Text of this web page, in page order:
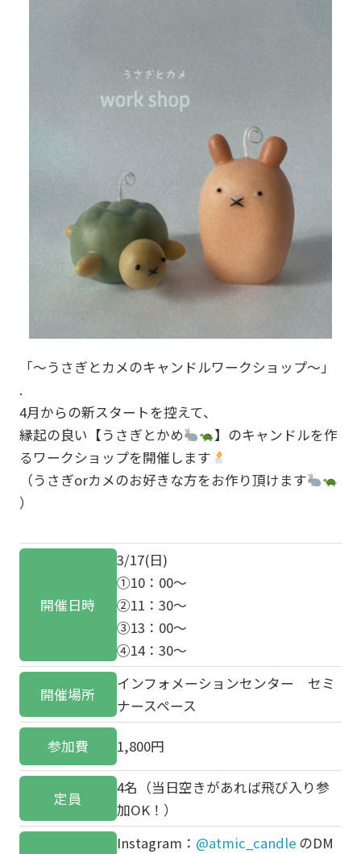
「〜うさぎとカメのキャンドルワークショップ〜」
.
4月からの新スタートを控えて、
縁起の良い【うさぎとかめ
】のキャンドルを作
るワークショップを開催します
（うさぎorカメのお好きな方をお作り頂けます
）
開催日時
3/17(日)
①10：00～
②11：30～
③13：00～
④14：30～
開催場所
インフォメーションセンター セミ
ナースペース
参加費 1,800円
定員
4名（当日空きがあれば飛び入り参
加OK！）
Instagram： @atmic_candle のDM